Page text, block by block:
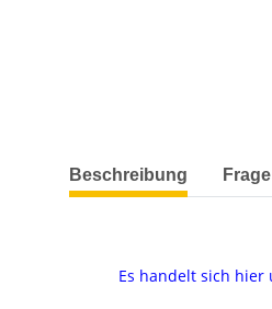
weitere Registerkarten
Beschreibung
Es handelt sich hier